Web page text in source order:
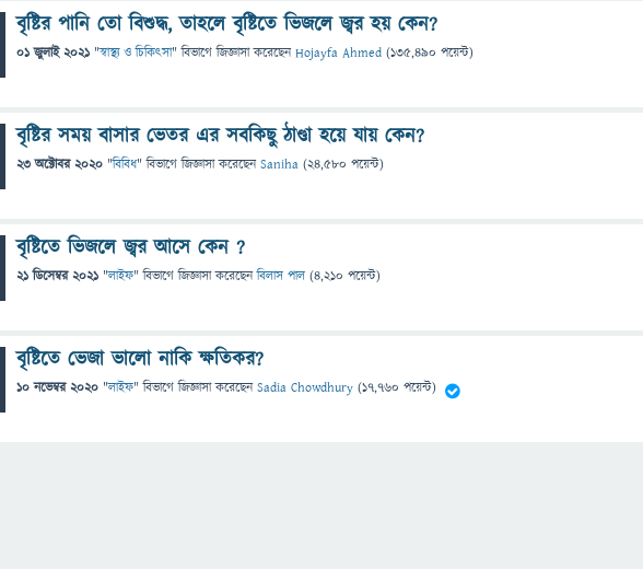
বৃষ্টির পানি তো বিশুদ্ধ, তাহলে বৃষ্টিতে ভিজলে জ্বর হয় কেন?
01 জুলাই 2021 "স্বাস্থ্য ও চিকিৎসা" বিভাগে জিজ্ঞাসাকরেছেনHojayfa Ahmed (135,490 পয়েন্ট)
বৃষ্টির সময় বাসার ভেতর এর সবকিছু ঠাণ্ডা হয়ে যায় কেন?
23 অক্টোবর 2020 "বিবিধ" বিভাগে জিজ্ঞাসাকরেছেনSaniha (24,580 পয়েন্ট)
বৃষ্টিতে ভিজলে জ্বর আসে কেন ?
21 ডিসেম্বর 2021 "লাইফ" বিভাগে জিজ্ঞাসাকরেছেনবিলাস পাল (4,210 পয়েন্ট)
বৃষ্টিতে ভেজা ভালো নাকি ক্ষতিকর?
10 নভেম্বর 2020 "লাইফ" বিভাগে জিজ্ঞাসাকরেছেনSadia Chowdhury (17,760 পয়েন্ট)